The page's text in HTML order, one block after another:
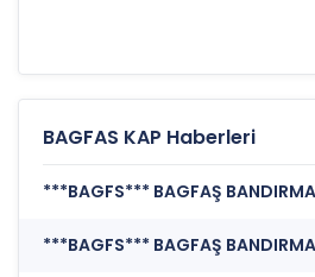
BAGFAS KAP Haberleri